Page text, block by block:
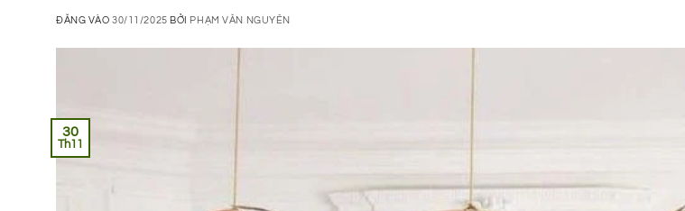
ĐĂNG VÀO30/11/2025 BỞI PHẠM VĂN NGUYÊN
30
Th11